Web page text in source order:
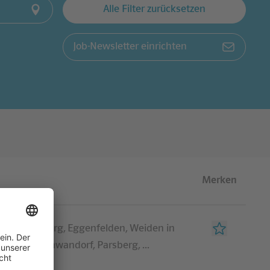
Alle Filter zurücksetzen
Job-Newsletter einrichten
Merken
Regensburg, Eggenfelden, Weiden in
Schwandorf, Parsberg, ...